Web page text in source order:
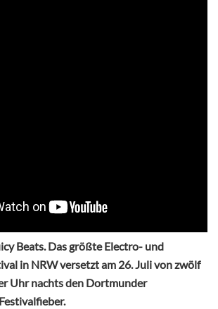
Beats. Das größte Electro- und
in NRW versetzt am 26. Juli von zwölf
Uhr nachts den Dortmunder